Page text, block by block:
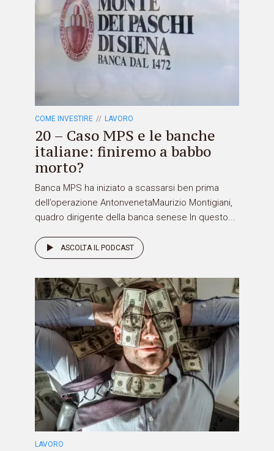
COME INVESTIRE LAVORO
20 – Caso MPS e le banche
italiane: finiremo a babbo
morto?
Banca MPS ha iniziato a scassarsi ben prima
dell’operazione AntonvenetaMaurizio Montigiani,
quadro dirigente della banca senese In questo...
ASCOLTA IL PODCAST
LAVORO